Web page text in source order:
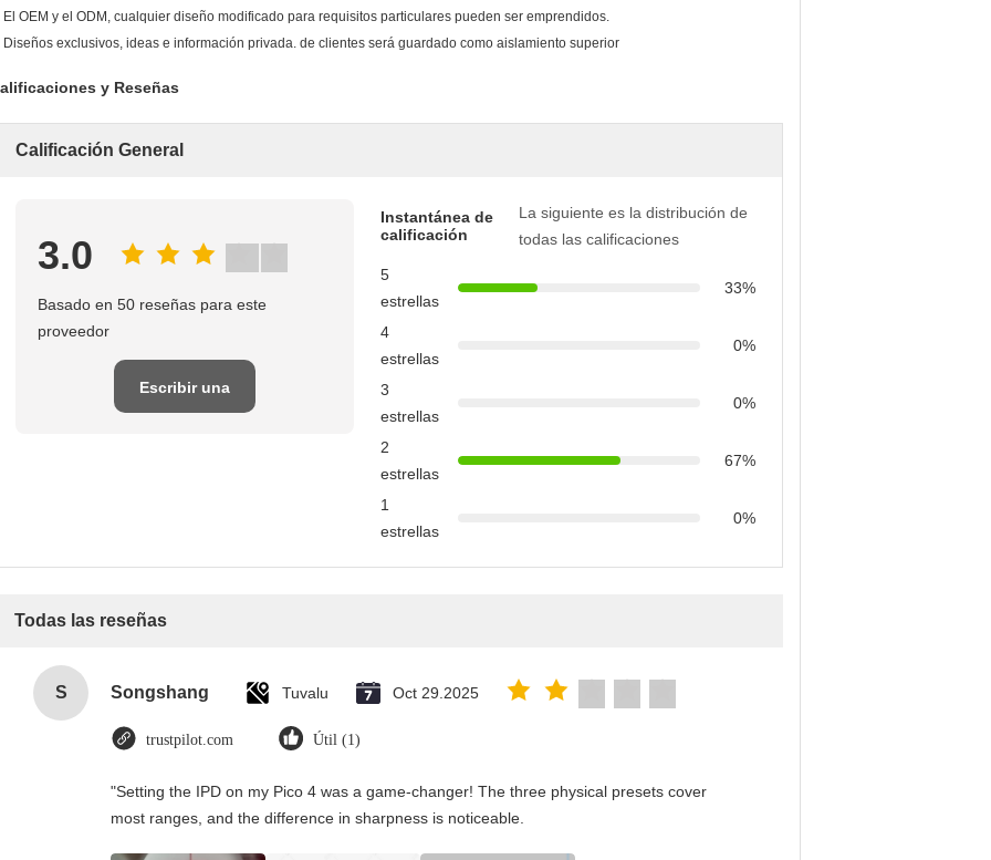
El OEM y el ODM, cualquier diseño modificado para requisitos particulares pueden ser emprendidos.
Diseños exclusivos, ideas e información privada. de clientes será guardado como aislamiento superior
y Reseñas
Calificación General
3.0
Basado en 50 reseñas para este
proveedor
Escribir una
Instantánea de
calificación
La siguiente es la distribución de
todas las calificaciones
5
estrellas
33%
4
estrellas
0%
3
estrellas
0%
2
estrellas
67%
1
estrellas
0%
Todas las reseñas
S Songshang Tuvalu Oct 29.2025
trustpilot.com Útil (1)
"Setting the IPD on my Pico 4 was a game-changer! The three physical presets cover
most ranges, and the difference in sharpness is noticeable.